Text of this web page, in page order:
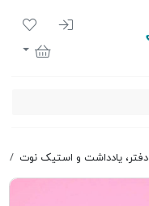
ورود به
لیست
سبد خرید
دفتر، یادداشت و استیک نوت